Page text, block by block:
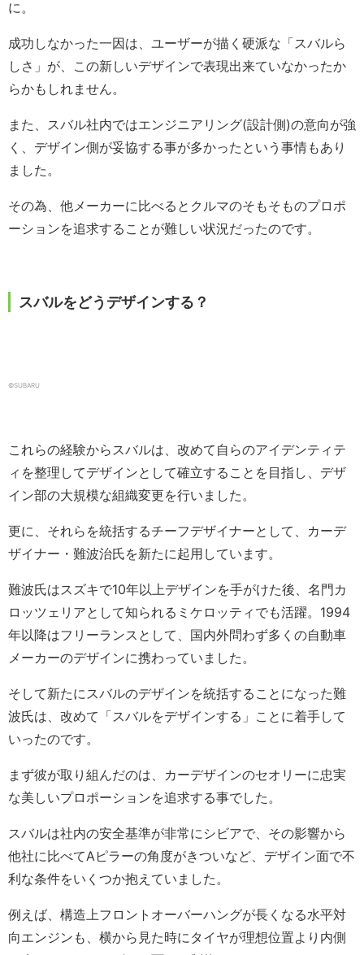
に。
成功しなかった一因は、ユーザーが描く硬派な「スバルら
しさ」が、この新しいデザインで表現出来ていなかったか
らかもしれません。
また、スバル社内ではエンジニアリング(設計側)の意向が強
く、デザイン側が妥協する事が多かったという事情もあり
ました。
その為、他メーカーに比べるとクルマのそもそものプロポ
ーションを追求することが難しい状況だったのです。
スバルをどうデザインする？
©SUBARU
これらの経験からスバルは、改めて自らのアイデンティテ
ィを整理してデザインとして確立することを目指し、デザ
イン部の大規模な組織変更を行いました。
更に、それらを統括するチーフデザイナーとして、カーデ
ザイナー・難波治氏を新たに起用しています。
難波氏はスズキで10年以上デザインを手がけた後、名門カ
ロッツェリアとして知られるミケロッティでも活躍。1994
年以降はフリーランスとして、国内外問わず多くの自動車
メーカーのデザインに携わっていました。
そして新たにスバルのデザインを統括することになった難
波氏は、改めて「スバルをデザインする」ことに着手して
いったのです。
まず彼が取り組んだのは、カーデザインのセオリーに忠実
な美しいプロポーションを追求する事でした。
スバルは社内の安全基準が非常にシビアで、その影響から
他社に比べてAピラーの角度がきついなど、デザイン面で不
利な条件をいくつか抱えていました。
例えば、構造上フロントオーバーハングが長くなる水平対
向エンジンも、横から見た時にタイヤが理想位置より内側